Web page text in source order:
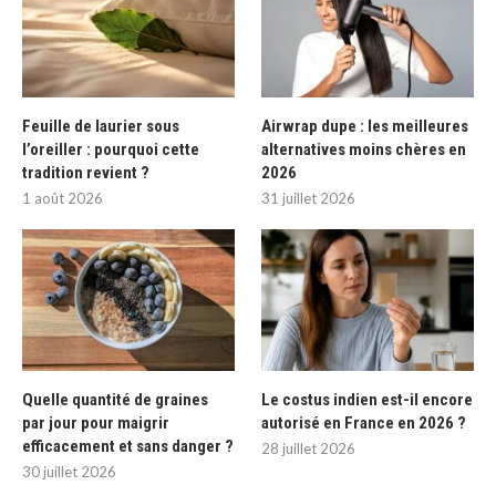
Feuille de laurier sous
l’oreiller : pourquoi cette
tradition revient ?
1 août 2026
Airwrap dupe : les meilleures
alternatives moins chères en
2026
31 juillet 2026
Quelle quantité de graines
par jour pour maigrir
efficacement et sans danger ?
30 juillet 2026
Le costus indien est-il encore
autorisé en France en 2026 ?
28 juillet 2026